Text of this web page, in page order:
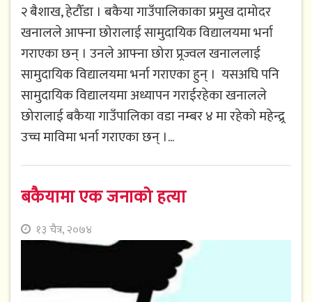
२ बैशाख, हेटौँडा । बकैया गाउँपालिकाका प्रमुख दामोदर
खनालले आफ्ना छोरालाई सामुदायिक विद्यालयमा भर्ना
गराएका छन् । उनले आफ्ना छोरा प्र्रज्वल खनाललाई
सामुदायिक विद्यालयमा भर्ना गराएका हुन् । यसअघि पनि
सामुदायिक विद्यालयमा अध्यापन गराईरहेका खनालले
छोरालाई बकैया गाउँपालिका वडा नम्बर ४ मा रहेको महेन्द्र्र
उच्च माविमा भर्ना गराएका छन् ।...
बकैयामा एक जनाको हत्या
१३ चैत्र, २०७४